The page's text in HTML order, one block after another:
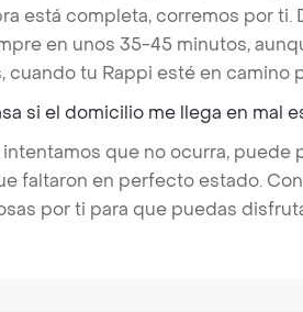
está completa, corremos por
en unos 35-45 minutos,
cuando tu Rappi esté en camino
si el domicilio me llega en mal
que no ocurra, puede
faltaron en perfecto estado.
por ti para que puedas